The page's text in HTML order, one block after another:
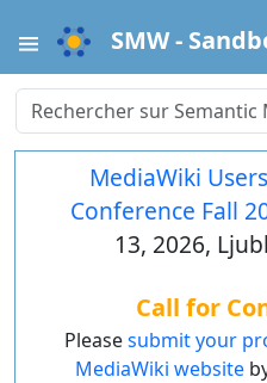
SMW -
MediaWiki
Conference Fall
13, 2026,
Call for
Pleasesubmit your
MediaWiki website